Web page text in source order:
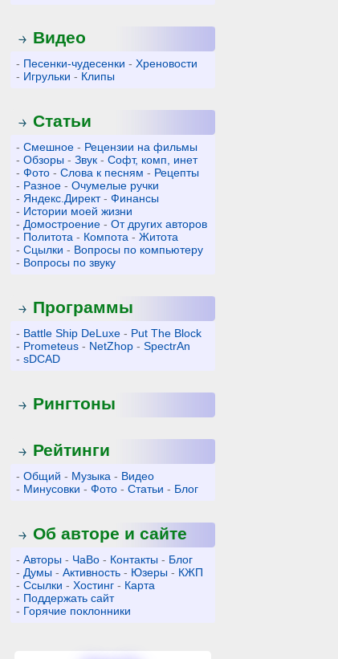
Видео
- Песенки-чудесенки -Хреновости
- Игрульки - Клипы
Статьи
-Смешное - Рецензии на фильмы
-Обзоры -Звук -Софт, комп, инет
-Фото -Слова к песням - Рецепты
- Разное -Очумелые ручки
- Яндекс.Директ-Финансы
- Истории моей жизни
- Домостроение -От других авторов
- Политота - Компота -Житота
-Сцылки - Вопросы по компьютеру
- Вопросы по звуку
Программы
- Battle Ship DeLuxe - Put The Block
- Prometeus - NetZhop -SpectrAn
-sDCAD
Рингтоны
Рейтинги
-Общий - Музыка - Видео
- Минусовки -Фото -Статьи - Блог
Об авторе и сайте
-Авторы - ЧаВо - Контакты - Блог
- Думы -Активность - Юзеры - КЖП
-Ссылки -Хостинг - Карта
- Поддержать сайт
- Горячие поклонники